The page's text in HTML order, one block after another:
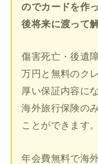
のでカードを作
後将来に渡って
傷害死亡・後遺
万円と無料のク
厚い保証内容に
海外旅行保険の
ことができます。
年会費無料で海